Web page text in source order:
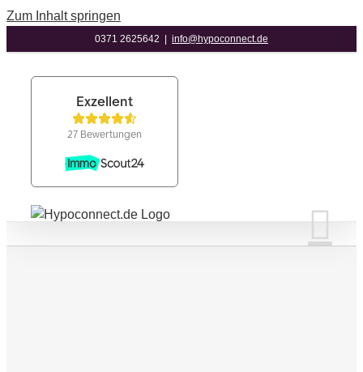
Zum Inhalt springen
0371 2625642 info@hypoconnect.de